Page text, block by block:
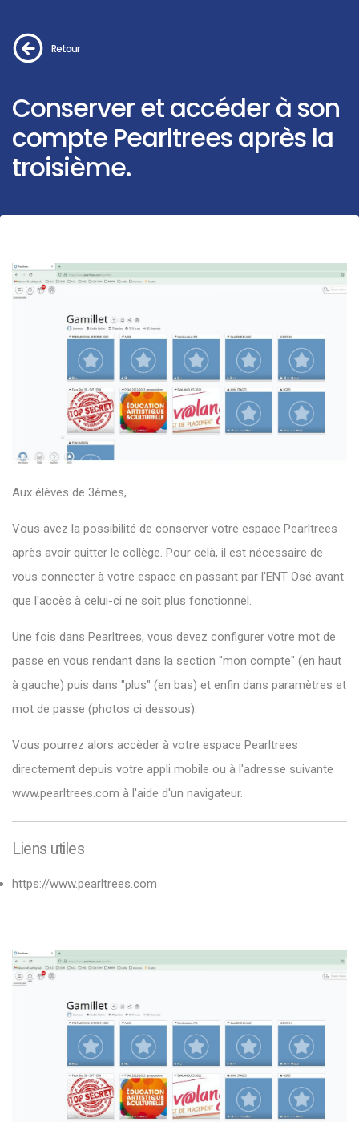
Retour
Conserver et accéder à son
compte Pearltrees après la
troisième.
Aux élèves de 3èmes,
Vous avez la possibilité de conserver votre espace Pearltrees
après avoir quitter le collège. Pour celà, il est nécessaire de
vous connecter à votre espace en passant par l'ENT Osé avant
que l'accès à celui-ci ne soit plus fonctionnel.
Une fois dans Pearltrees, vous devez configurer votre mot de
passe en vous rendant dans la section "mon compte" (en haut
à gauche) puis dans "plus" (en bas) et enfin dans paramètres et
mot de passe (photos ci dessous).
Vous pourrez alors accèder à votre espace Pearltrees
directement depuis votre appli mobile ou à l'adresse suivante
www.pearltrees.com à l'aide d'un navigateur.
Liens utiles
https://www.pearltrees.com